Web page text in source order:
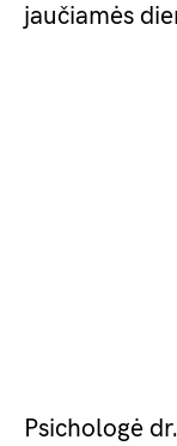
jaučiamės
Psichologė